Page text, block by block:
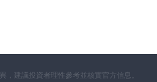
建議投資者理性參考並核實官方信息。